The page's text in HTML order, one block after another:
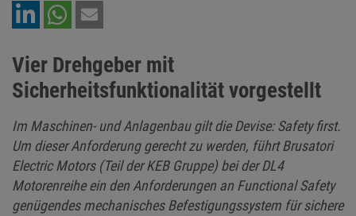
Vier Drehgeber mit
Sicherheitsfunktionalität vorgestellt
Im Maschinen- und Anlagenbau gilt die Devise: Safety first.
Um dieser Anforderung gerecht zu werden, führt Brusatori
Electric Motors (Teil der KEB Gruppe) bei der DL4
Motorenreihe ein den Anforderungen an Functional Safety
genügendes mechanisches Befestigungssystem für sichere